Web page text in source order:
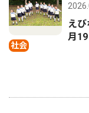
社会
え
月